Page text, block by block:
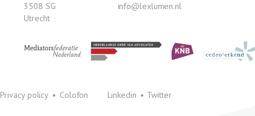
3508 SG
Utrecht
info@lexlumen.nl
Privacy policy • Colofon Linkedin • Twitter